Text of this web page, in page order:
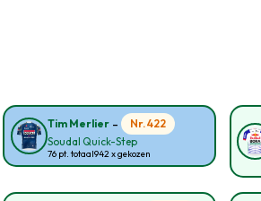
Tim Merlier-
Nr. 422
Soudal Quick-Step
76 pt. totaal942 x gekozen